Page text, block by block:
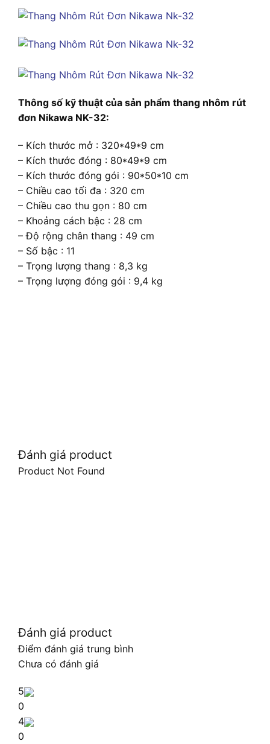
Thông số kỹ thuật của sản phẩm thang nhôm rút
đơn Nikawa NK-32:
– Kích thước mở : 320*49*9 cm
– Kích thước đóng : 80*49*9 cm
– Kích thước đóng gói : 90*50*10 cm
– Chiều cao tối đa : 320 cm
– Chiều cao thu gọn : 80 cm
– Khoảng cách bậc : 28 cm
– Độ rộng chân thang : 49 cm
– Số bậc : 11
– Trọng lượng thang : 8,3 kg
– Trọng lượng đóng gói : 9,4 kg
Đánh giá product
Product Not Found
Đánh giá product
Điểm đánh giá trung bình
Chưa có đánh giá
5
0
4
0